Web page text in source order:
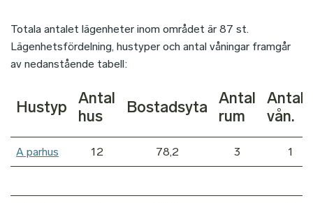
Totala antalet lägenheter inom området är 87 st.
Lägenhetsfördelning, hustyper och antal våningar framgår
av nedanstående tabell:
Hustyp
Antal
hus
Bostadsyta
Antal
rum
Antal
vån.
A parhus 12 78,2 3 1